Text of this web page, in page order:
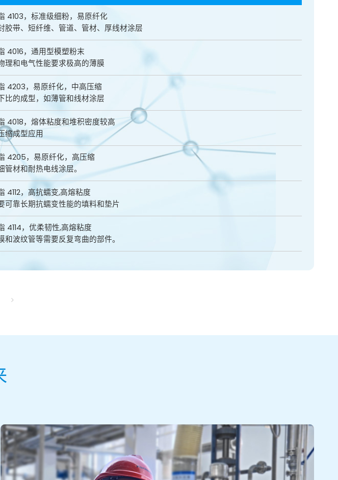
4103，标准级细粉，易原纤化
胶带、短纤维、管道、管材、厚线材涂层
4016，通用型模塑粉末
理和电气性能要求极高的薄膜
4203，易原纤化，中高压缩
比的成型，如薄管和线材涂层
4018，熔体粘度和堆积密度较高
缩成型应用
4205，易原纤化，高压缩
管材和耐热电线涂层。
4112，高抗蠕变,高熔粘度
可靠长期抗蠕变性能的填料和垫片
4114，优柔韧性,高熔粘度
和波纹管等需要反复弯曲的部件。